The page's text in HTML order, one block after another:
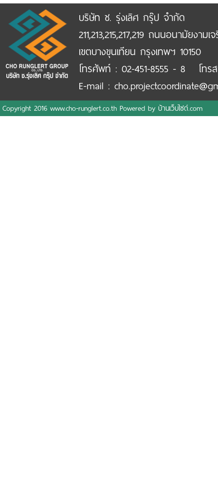
บริษัท ช. รุ่งเลิศ กรุ๊ป จำกัด
211,213,215,217,219 ถนนอนามัยงา
เขตบางขุนเทียน กรุงเทพฯ 10150
โทรศัพท์ : 02-451-8555 - 8 โทรส
E-mail :
Copyright 2016 www.cho-runglert.co.th Powered by บ้านเว็บไซต์.com